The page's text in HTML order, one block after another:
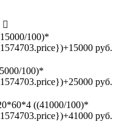
100)*
руб.
100)*
руб.
((41000/100)*
руб.